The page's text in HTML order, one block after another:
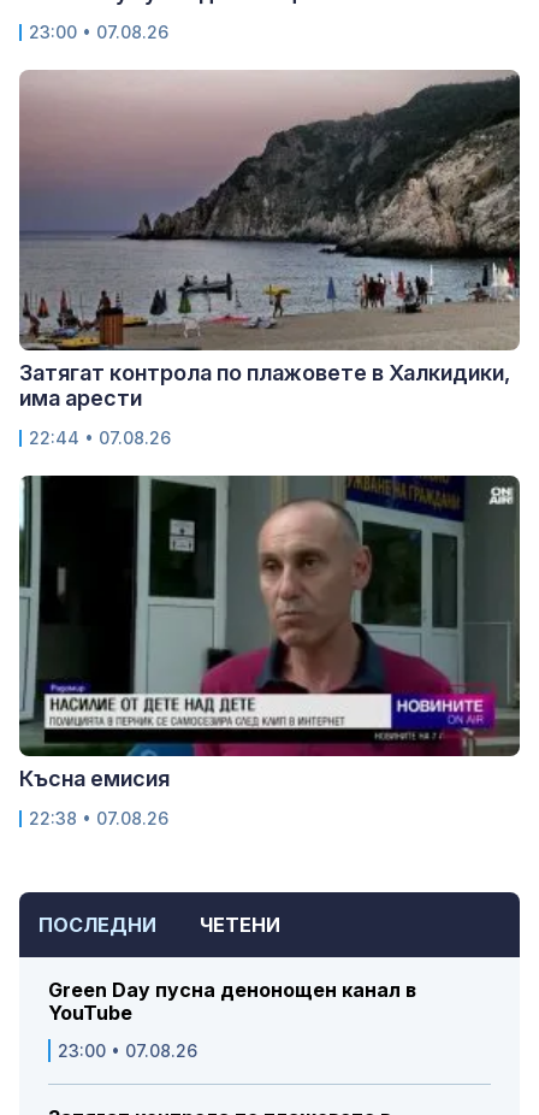
ПОСЛЕДНИ ЧЕТЕНИ
Green Day пусна денонощен канал в
YouTube
23:00 • 07.08.26
23:00 • 07.08.26
Затягат контрола по плажовете в Халкидики,
има арести
22:44 • 07.08.26
Късна емисия
22:38 • 07.08.26